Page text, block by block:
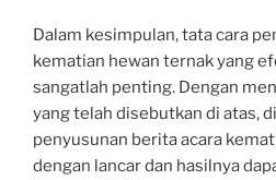
Dalam kesimpulan, tata cara
kematian hewan ternak yang
sangatlah penting. Dengan
yang telah disebutkan di atas,
penyusunan berita acara
dengan lancar dan hasilnya